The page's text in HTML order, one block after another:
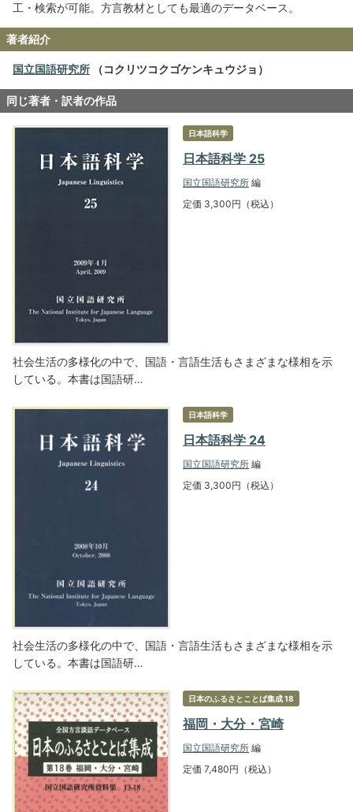
工・検索が可能。方言教材としても最適のデータベース。
著者紹介
国立国語研究所 （コクリツコクゴケンキュウジョ）
同じ著者・訳者の作品
日本語科学
日本語科学 25
国立国語研究所 編
定価 3,300円（税込）
社会生活の多様化の中で、国語・言語生活もさまざまな様相を示
している。本書は国語研…
日本語科学
日本語科学 24
国立国語研究所 編
定価 3,300円（税込）
社会生活の多様化の中で、国語・言語生活もさまざまな様相を示
している。本書は国語研…
日本のふるさとことば集成 18
福岡・大分・宮崎
国立国語研究所 編
定価 7,480円（税込）